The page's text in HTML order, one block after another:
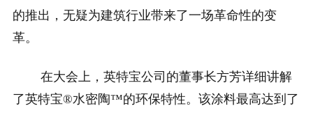
的推出，无疑为建筑行业带来了一场革命性的变
革。
在大会上，英特宝公司的董事长方芳详细讲解
了英特宝®水密陶™的环保特性。该涂料最高达到了